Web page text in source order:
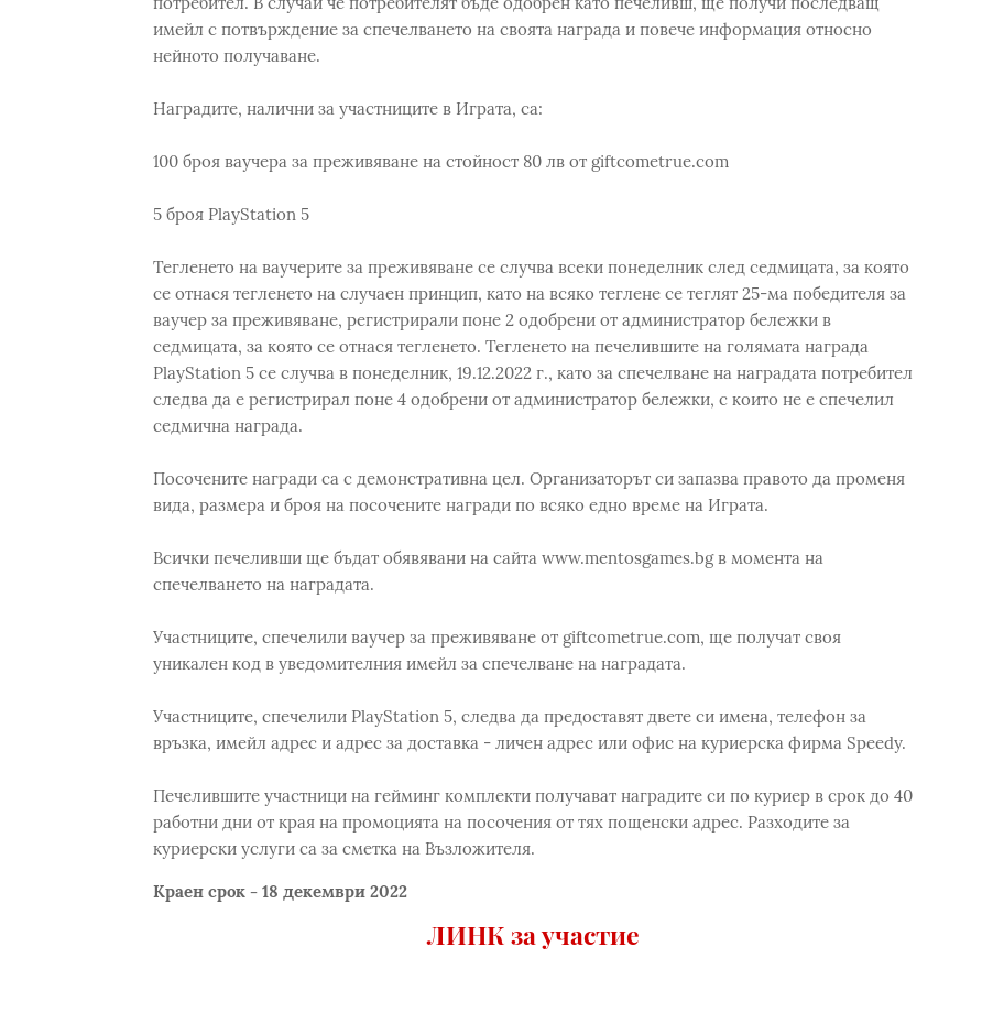
имейл с потвърждение за спечелването на своята награда и повече информация относно
нейното получаване.
Наградите, налични за участниците в Играта, са:
100 броя ваучера за преживяване на стойност 80 лв от giftcometrue.com
5 броя PlayStation 5
Тегленето на ваучерите за преживяване се случва всеки понеделник след седмицата, за която
се отнася тегленето на случаен принцип, като на всяко теглене се теглят 25-ма победителя за
ваучер за преживяване, регистрирали поне 2 одобрени от администратор бележки в
седмицата, за която се отнася тегленето. Тегленето на печелившите на голямата награда
PlayStation 5 се случва в понеделник, 19.12.2022 г., като за спечелване на наградата потребител
следва да е регистрирал поне 4 одобрени от администратор бележки, с които не е спечелил
седмична награда.
Посочените награди са с демонстративна цел. Организаторът си запазва правото да променя
вида, размера и броя на посочените награди по всяко едно време на Играта.
Всички печеливши ще бъдат обявявани на сайта www.mentosgames.bg в момента на
спечелването на наградата.
Участниците, спечелили ваучер за преживяване от giftcometrue.com, ще получат своя
уникален код в уведомителния имейл за спечелване на наградата.
Участниците, спечелили PlayStation 5, следва да предоставят двете си имена, телефон за
връзка, имейл адрес и адрес за доставка - личен адрес или офис на куриерска фирма Speedy.
Печелившите участници на гейминг комплекти получават наградите си по куриер в срок до 40
работни дни от края на промоцията на посочения от тях пощенски адрес. Разходите за
куриерски услуги са за сметка на Възложителя.
Краен срок - 18 декември 2022
ЛИНК за участие